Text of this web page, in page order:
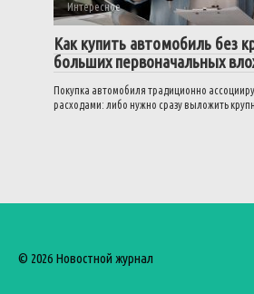
Интересное
Как купить автомобиль без
больших первоначальных
Покупка автомобиля традиционно
расходами: либо нужно сразу выложить
© 2026 Новостной журнал